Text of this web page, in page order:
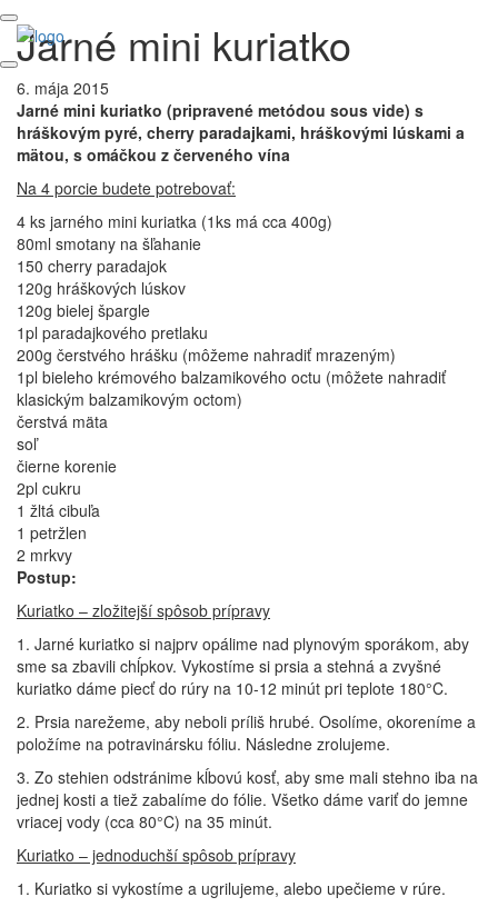
Jarné mini kuriatko
6. mája 2015
Jarné mini kuriatko (pripravené metódou sous vide) s
hráškovým pyré, cherry paradajkami, hráškovými lúskami a
mätou, s omáčkou z červeného vína
Na 4 porcie budete potrebovať:
4 ks jarného mini kuriatka (1ks má cca 400g)
80ml smotany na šľahanie
150 cherry paradajok
120g hráškových lúskov
120g bielej špargle
1pl paradajkového pretlaku
200g čerstvého hrášku (môžeme nahradiť mrazeným)
1pl bieleho krémového balzamikového octu (môžete nahradiť
klasickým balzamikovým octom)
čerstvá mäta
soľ
čierne korenie
2pl cukru
1 žltá cibuľa
1 petržlen
2 mrkvy
Postup:
Kuriatko – zložitejší spôsob prípravy
1. Jarné kuriatko si najprv opálime nad plynovým sporákom, aby
sme sa zbavili chĺpkov. Vykostíme si prsia a stehná a zvyšné
kuriatko dáme piecť do rúry na 10-12 minút pri teplote 180°C.
2. Prsia narežeme, aby neboli príliš hrubé. Osolíme, okoreníme a
položíme na potravinársku fóliu. Následne zrolujeme.
3. Zo stehien odstránime kĺbovú kosť, aby sme mali stehno iba na
jednej kosti a tiež zabalíme do fólie. Všetko dáme variť do jemne
vriacej vody (cca 80°C) na 35 minút.
Kuriatko – jednoduchší spôsob prípravy
1. Kuriatko si vykostíme a ugrilujeme, alebo upečieme v rúre.